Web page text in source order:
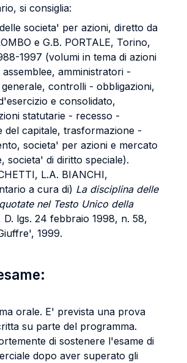
si consiglia:
societa' per azioni, diretto da
e G.B. PORTALE, Torino,
1997 (volumi in tema di azioni
amministratori -
controlli - obbligazioni,
e consolidato,
statutarie - recesso -
del capitale, trasformazione -
societa' per azioni e mercato
societa' di diritto speciale).
L.A. BIANCHI,
a cura di) La disciplina delle
nel Testo Unico della
lgs. 24 febbraio 1998, n. 58,
1999.
orale. E' prevista una prova
su parte del programma.
di sostenere l'esame di
dopo aver superato gli